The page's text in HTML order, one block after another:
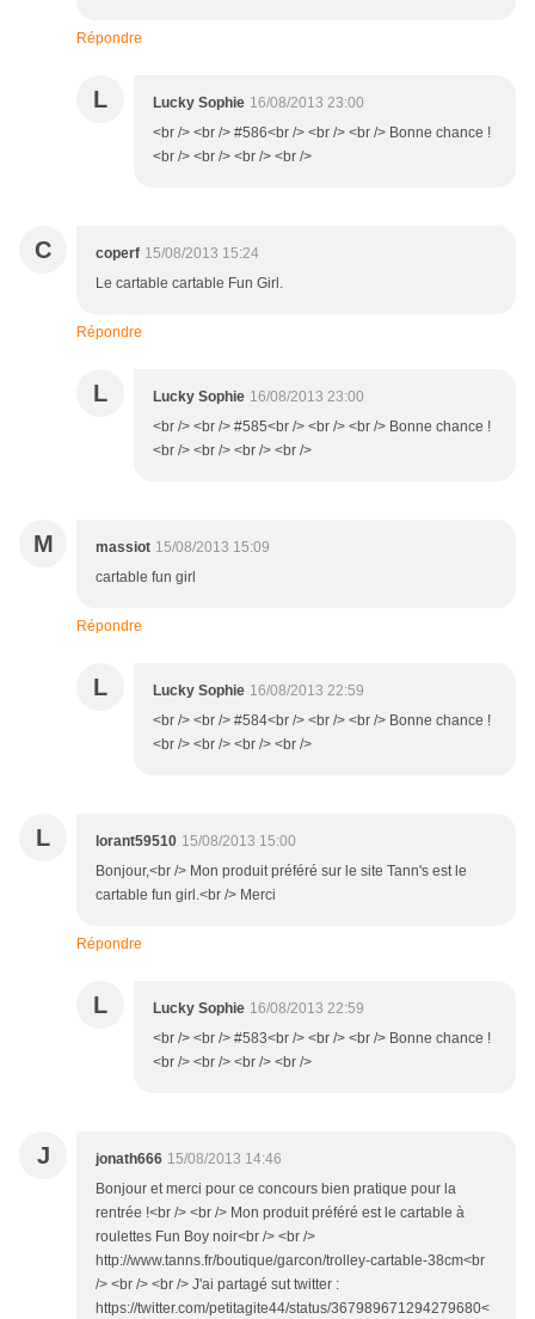
Répondre
L Lucky Sophie 16/08/2013 23:00
<br /> <br /> #586<br /> <br /> <br /> Bonne chance !
<br /> <br /> <br /> <br />
C coperf 15/08/2013 15:24
Le cartable cartable Fun Girl.
Répondre
L Lucky Sophie 16/08/2013 23:00
<br /> <br /> #585<br /> <br /> <br /> Bonne chance !
<br /> <br /> <br /> <br />
M massiot 15/08/2013 15:09
cartable fun girl
Répondre
L Lucky Sophie 16/08/2013 22:59
<br /> <br /> #584<br /> <br /> <br /> Bonne chance !
<br /> <br /> <br /> <br />
L lorant59510 15/08/2013 15:00
Bonjour,<br /> Mon produit préféré sur le site Tann's est le
cartable fun girl.<br /> Merci
Répondre
L Lucky Sophie 16/08/2013 22:59
<br /> <br /> #583<br /> <br /> <br /> Bonne chance !
<br /> <br /> <br /> <br />
J jonath666 15/08/2013 14:46
Bonjour et merci pour ce concours bien pratique pour la
rentrée !<br /> <br /> Mon produit préféré est le cartable à
roulettes Fun Boy noir<br /> <br />
http://www.tanns.fr/boutique/garcon/trolley-cartable-38cm<br
/> <br /> <br /> J'ai partagé sut twitter :
https://twitter.com/petitagite44/status/367989671294279680<